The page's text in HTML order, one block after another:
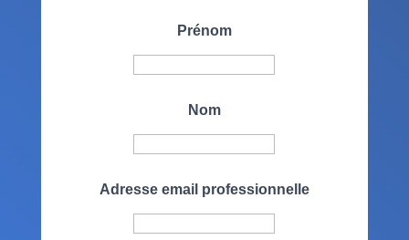
Prénom
Nom
Adresse email professionnelle